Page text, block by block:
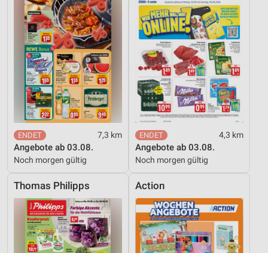
7,3 km
Angebote ab 03.08.
Noch morgen gültig
4,3 km
Angebote ab 03.08.
Noch morgen gültig
Thomas Philipps Action
Geräte anhand von aktiv angeforderten
Informationen identifizieren
Nicht-IAB-Verarbeitungszwecke:
Notwendig
Performance
Funktional
Werbung